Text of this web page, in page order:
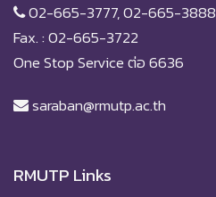
02-665-3777, 02-665-3888
Fax. : 02-665-3722
One Stop Service ต่อ 6636
saraban@rmutp.ac.th
RMUTP Links